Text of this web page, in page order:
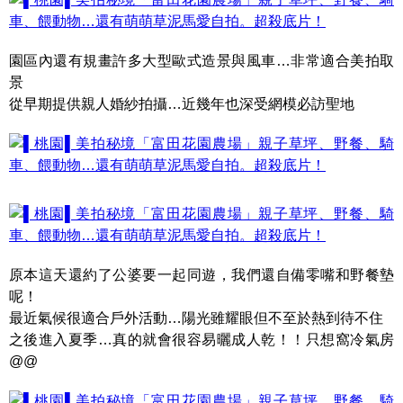
園區內還有規畫許多大型歐式造景與風車…非常適合美拍取
景
從早期提供親人婚紗拍攝…近幾年也深受網模必訪聖地
原本這天還約了公婆要一起同遊，我們還自備零嘴和野餐墊
呢！
最近氣候很適合戶外活動…陽光雖耀眼但不至於熱到待不住
之後進入夏季…真的就會很容易曬成人乾！！只想窩冷氣房
@@